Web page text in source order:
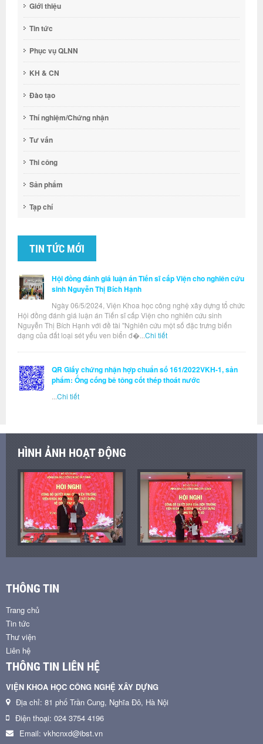
Giới thiệu
Tin tức
Phục vụ QLNN
KH & CN
Đào tạo
Thí nghiệm/Chứng nhận
Tư vấn
Thi công
Sản phẩm
Tạp chí
TIN TỨC MỚI
Hội đồng đánh giá luận án Tiến sĩ cấp Viện cho nghiên cứu
sinh Nguyễn Thị Bích Hạnh
Ngày 06/5/2024, Viện Khoa học công nghệ xây dựng tổ chức
Hội đồng đánh giá luận án Tiến sĩ cấp Viện cho nghiên cứu sinh
Nguyễn Thị Bích Hạnh với đề tài "Nghiên cứu một số đặc trưng biến
dạng của đất loại sét yếu ven biển đ�... Chi tiết
QR Giấy chứng nhận hợp chuẩn số 161/2022VKH-1, sản
phẩm: Ống cống bê tông cốt thép thoát nước
Chi tiết
HÌNH ẢNH HOẠT ĐỘNG
THÔNG TIN
Trang chủ
Tin tức
Thư viện
Liên hệ
THÔNG TIN LIÊN HỆ
VIỆN KHOA HỌC CÔNG NGHỆ XÂY DỰNG
Địa chỉ: 81 phố Trần Cung, Nghĩa Đô, Hà Nội
Điện thoại: 024 3754 4196
Email: vkhcnxd@ibst.vn